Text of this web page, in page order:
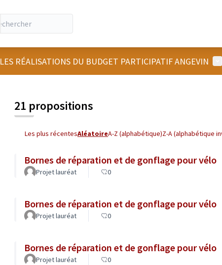
LES RÉALISATIONS DU BUDGET PARTICIPATIF ANGEVIN
21 propositions
Les plus récentesAléatoireA-Z (alphabétique)Z-A (alphabétique
Bornes de réparation et de gonflage pour vélo
Projet lauréat 0
Bornes de réparation et de gonflage pour vélo
Projet lauréat 0
Bornes de réparation et de gonflage pour vélo
Projet lauréat 0